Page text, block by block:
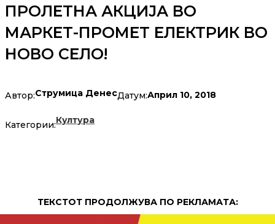
ПРОЛЕТНА АКЦИЈА ВО
МАРКЕТ-ПРОМЕТ ЕЛЕКТРИК ВО
НОВО СЕЛО!
Автор:Струмица ДенесДатум:Април 10, 2018
Категории:Култура
ТЕКСТОТ ПРОДОЛЖУВА ПО РЕКЛАМАТА: